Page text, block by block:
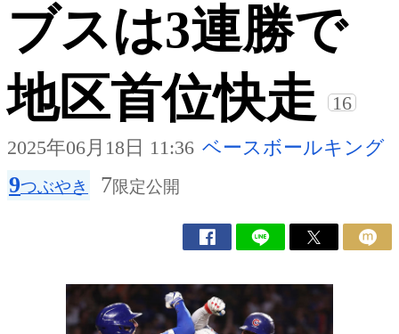
ブスは3連勝で
地区首位快走
16
2025年06月18日 11:36 ベースボールキング
9つぶやき 7限定公開